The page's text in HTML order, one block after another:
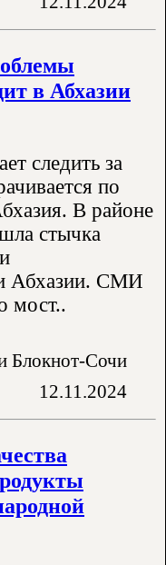
в Абхазии
следить за
по
В районе
стычка
Абхазии. СМИ
мост..
Блокнот-Сочи
12.11.2024